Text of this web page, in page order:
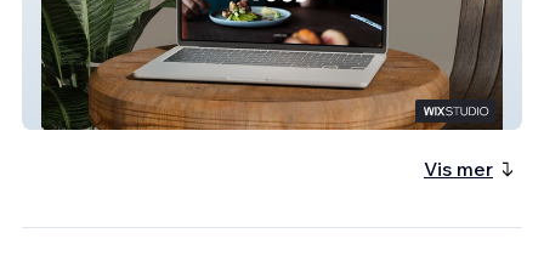
TigreTigre
Vis mer